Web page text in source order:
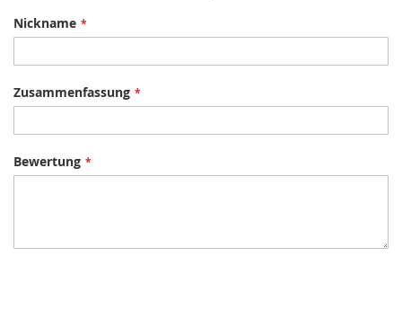
Nickname
Zusammenfassung
Bewertung